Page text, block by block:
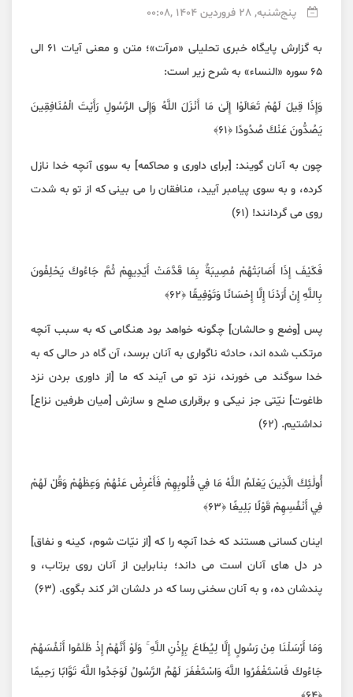
پنج‌شنبه, 28 فروردین 1404 ,00:08
به گزارش پایگاه خبری تحلیلی «مرآت»؛ متن و معنی آیات 61 الی
65 سوره «النساء» به شرح زیر است:
وَإِذَا قِيلَ لَهُمْ تَعَالَوْا إِلَىٰ مَا أَنْزَلَ اللَّهُ وَإِلَى الرَّسُولِ رَأَيْتَ الْمُنَافِقِينَ
يَصُدُّونَ عَنْكَ صُدُودًا ﴿٦١﴾
چون به آنان گویند: [برای داوری و محاکمه] به سوی آنچه خدا نازل
کرده، و به سوی پیامبر آیید، منافقان را می بینی که از تو به شدت
روی می گردانند! (۶۱)
فَكَيْفَ إِذَا أَصَابَتْهُمْ مُصِيبَةٌ بِمَا قَدَّمَتْ أَيْدِيهِمْ ثُمَّ جَاءُوكَ يَحْلِفُونَ
بِاللَّهِ إِنْ أَرَدْنَا إِلَّا إِحْسَانًا وَتَوْفِيقًا ﴿٦٢﴾
پس [وضع و حالشان] چگونه خواهد بود هنگامی که به سبب آنچه
مرتکب شده اند، حادثه ناگواری به آنان برسد، آن گاه در حالی که به
خدا سوگند می خورند، نزد تو می آیند که ما [از داوری بردن نزد
طاغوت] نیّتی جز نیکی و برقراری صلح و سازش [میان طرفین نزاع]
نداشتیم. (۶۲)
أُولَٰئِكَ الَّذِينَ يَعْلَمُ اللَّهُ مَا فِي قُلُوبِهِمْ فَأَعْرِضْ عَنْهُمْ وَعِظْهُمْ وَقُلْ لَهُمْ
فِي أَنْفُسِهِمْ قَوْلًا بَلِيغًا ﴿٦٣﴾
اینان کسانی هستند که خدا آنچه را که [از نیّات شوم، کینه و نفاق]
در دل های آنان است می داند؛ بنابراین از آنان روی برتاب، و
پندشان ده، و به آنان سخنی رسا که در دلشان اثر کند بگوی. (۶۳)
وَمَا أَرْسَلْنَا مِنْ رَسُولٍ إِلَّا لِيُطَاعَ بِإِذْنِ اللَّهِ ۚ وَلَوْ أَنَّهُمْ إِذْ ظَلَمُوا أَنْفُسَهُمْ
جَاءُوكَ فَاسْتَغْفَرُوا اللَّهَ وَاسْتَغْفَرَ لَهُمُ الرَّسُولُ لَوَجَدُوا اللَّهَ تَوَّابًا رَحِيمًا